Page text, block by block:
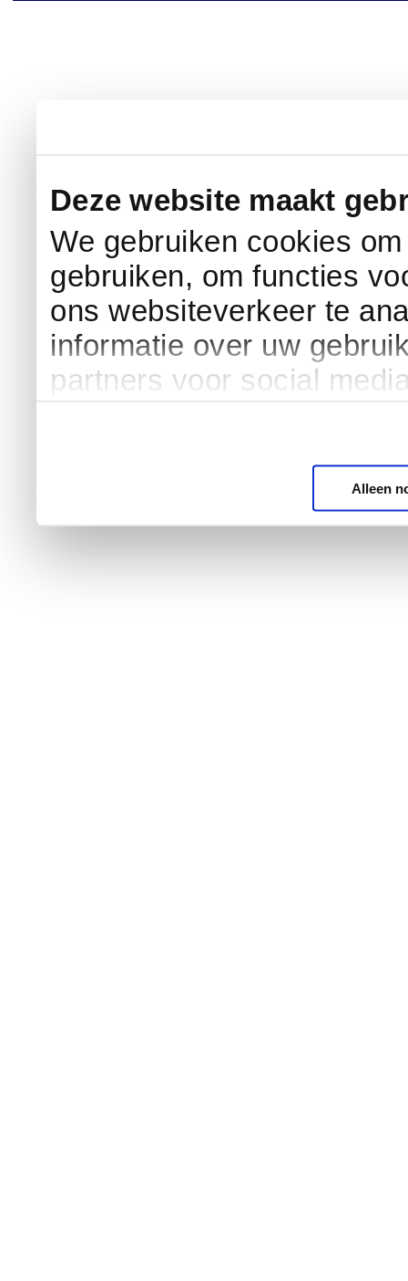
Deze website maakt
We gebruiken cookies
gebruiken, om functies
ons websiteverkeer te
informatie over uw
partners voor social
Alleen